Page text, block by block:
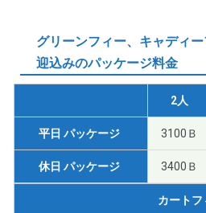
グリーンフィー、キャディ
迎込みのパッケージ料金
2人
平日 パッケージ 3100Ｂ
休日 パッケージ 3400Ｂ
カートフ